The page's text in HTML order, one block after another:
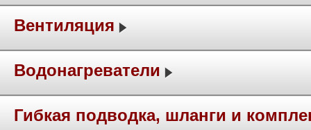
Вентиляция
Водонагреватели
Гибкая подводка, шланги и